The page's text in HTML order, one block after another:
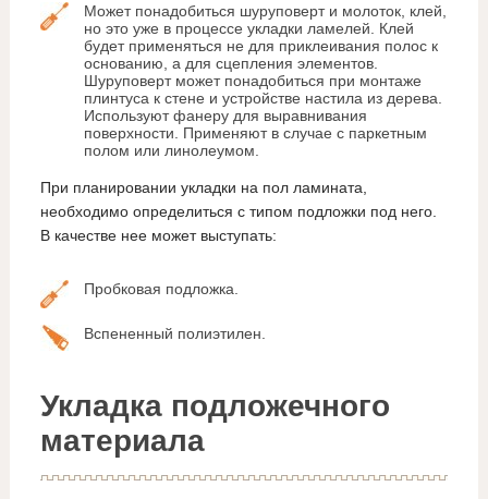
Может понадобиться шуруповерт и молоток, клей,
но это уже в процессе укладки ламелей. Клей
будет применяться не для приклеивания полос к
основанию, а для сцепления элементов.
Шуруповерт может понадобиться при монтаже
плинтуса к стене и устройстве настила из дерева.
Используют фанеру для выравнивания
поверхности. Применяют в случае с паркетным
полом или линолеумом.
При планировании укладки на пол ламината,
необходимо определиться с типом подложки под него.
В качестве нее может выступать:
Пробковая подложка.
Вспененный полиэтилен.
Укладка подложечного
материала